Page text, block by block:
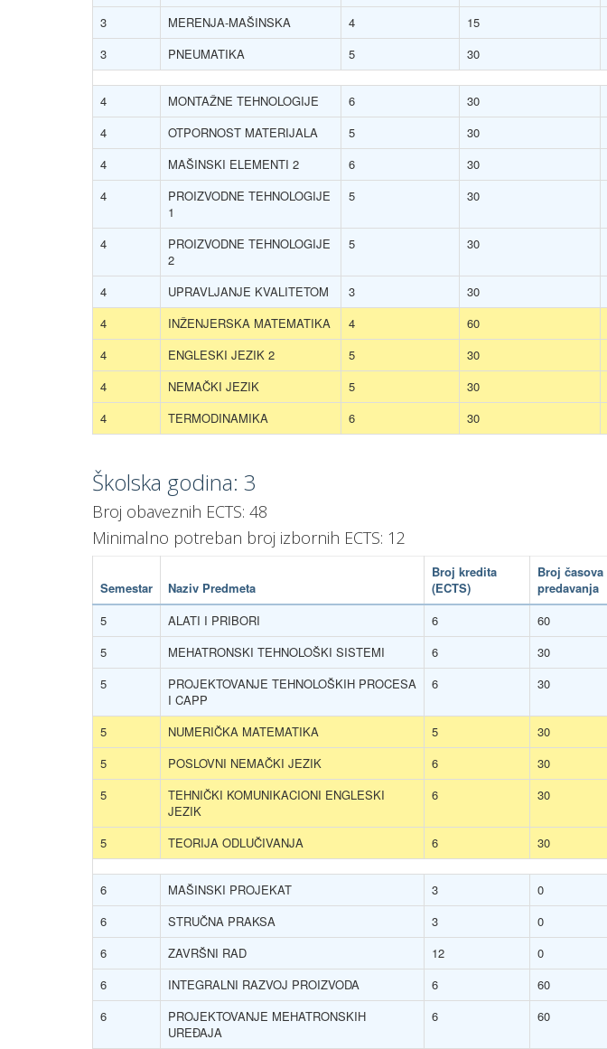
3
MERENJA-MAŠINSKA 4 15
3
PNEUMATIKA 5 30
4 MONTAŽNE TEHNOLOGIJE 6 30
4
OTPORNOST MATERIJALA 5 30
4
MAŠINSKI ELEMENTI 2 6 30
4
PROIZVODNE TEHNOLOGIJE
1
5 30
4
PROIZVODNE TEHNOLOGIJE
2
5 30
4 UPRAVLJANJE KVALITETOM 3 30
4
INŽENJERSKA MATEMATIKA 4 60
4
ENGLESKI JEZIK 2 5 30
4
NEMAČKI JEZIK 5 30
4
TERMODINAMIKA 6 30
Školska godina: 3
Broj obaveznih ECTS: 48
Minimalno potreban broj izbornih ECTS: 12
Semestar Naziv Predmeta
Broj kredita
(ECTS)
Broj časova
predavanja
5
ALATI I PRIBORI 6 60
5
MEHATRONSKI TEHNOLOŠKI SISTEMI 6 30
5
PROJEKTOVANJE TEHNOLOŠKIH PROCESA
I CAPP
6 30
5 NUMERIČKA MATEMATIKA 5 30
5
POSLOVNI NEMAČKI JEZIK 6 30
5
TEHNIČKI KOMUNIKACIONI ENGLESKI
JEZIK
6 30
5 TEORIJA ODLUČIVANJA 6 30
6 MAŠINSKI PROJEKAT 3 0
6
STRUČNA PRAKSA 3 0
6
ZAVRŠNI RAD 12 0
6
INTEGRALNI RAZVOJ PROIZVODA 6 60
6
PROJEKTOVANJE MEHATRONSKIH
UREĐAJA
6 60